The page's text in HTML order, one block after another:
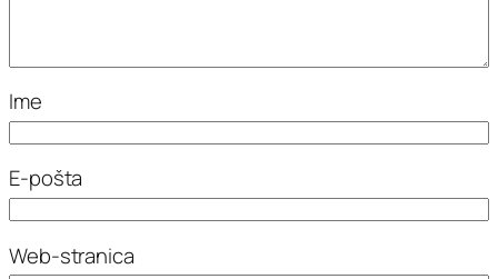
Ime
E-pošta
Web-stranica